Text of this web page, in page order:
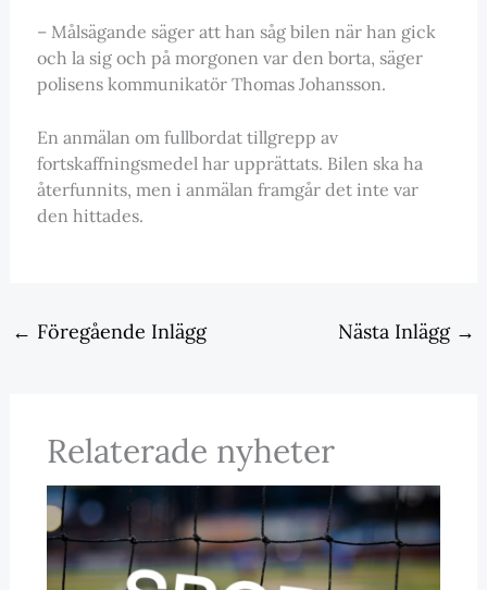
– Målsägande säger att han såg bilen när han gick
och la sig och på morgonen var den borta, säger
polisens kommunikatör Thomas Johansson.
En anmälan om fullbordat tillgrepp av
fortskaffningsmedel har upprättats. Bilen ska ha
återfunnits, men i anmälan framgår det inte var
den hittades.
← Föregående Inlägg Nästa Inlägg →
Relaterade nyheter